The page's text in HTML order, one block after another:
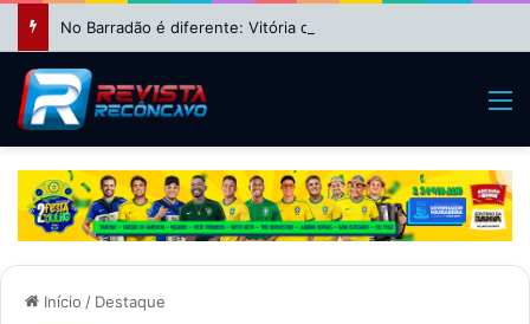
Início / Destaque